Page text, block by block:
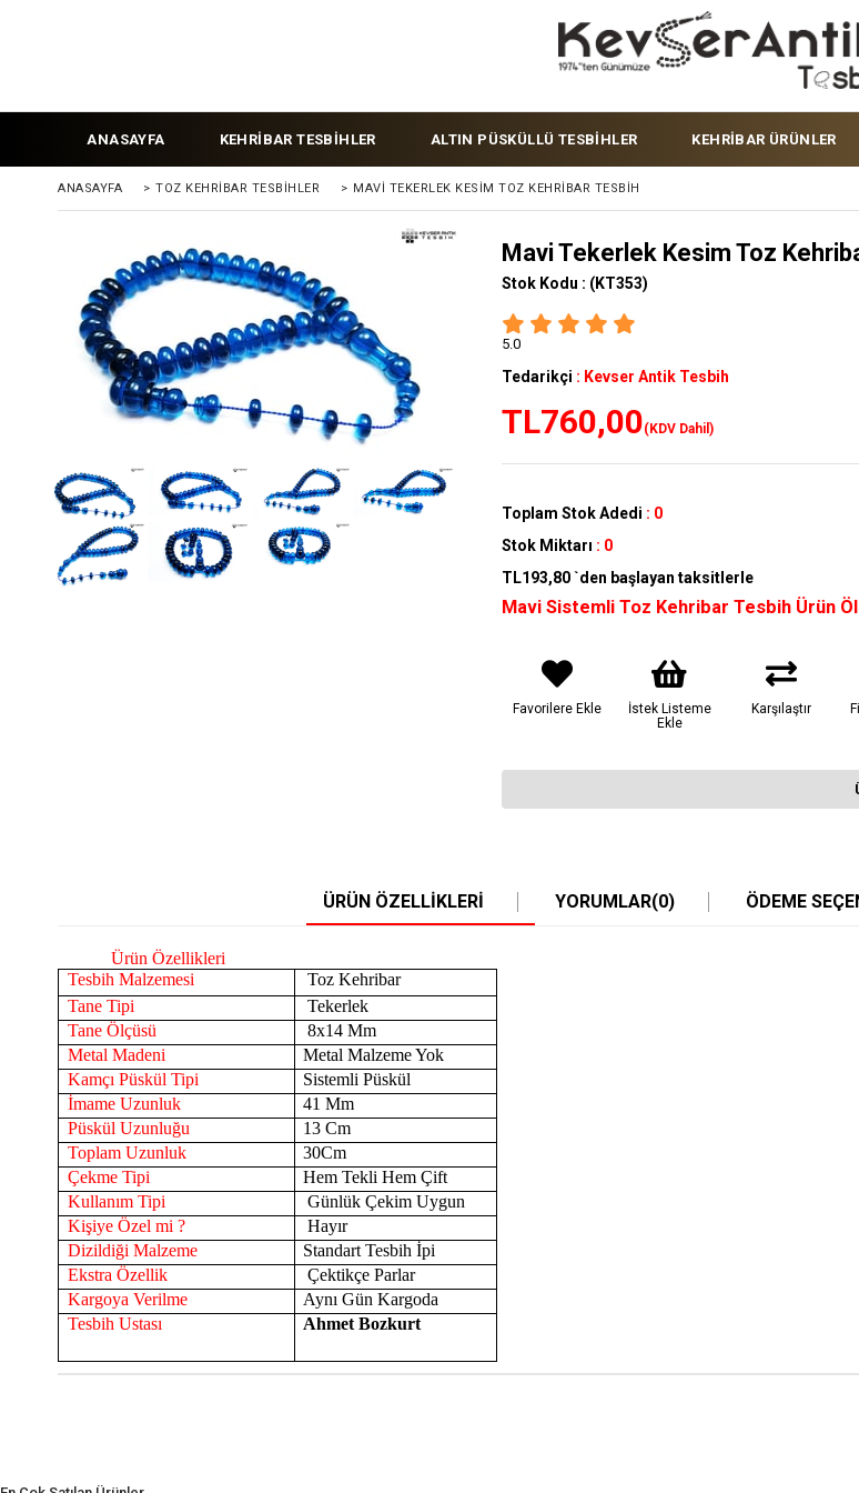
ANASAYFA KEHRİBAR TESBİHLER ALTIN PÜSKÜLLÜ TESBİHLER KEHRİBAR ÜRÜNLER
ANASAYFA > TOZ KEHRIBAR TESBIHLER > MAVI TEKERLEK KESIM TOZ KEHRIBAR TESBIH
Mavi Tekerlek Kesim Toz
Stok Kodu : (KT353)
5.0
Tedarikçi : Kevser Antik Tesbih
TL760,00(KDV Dahil)
Toplam Stok Adedi : 0
Stok Miktarı : 0
TL193,80`den başlayan taksitlerle
Mavi Sistemli Toz Kehribar Tesbih Ürün
Favorilere Ekle
İstek Listeme
Ekle
Karşılaştır
ÜRÜN ÖZELLIKLERI YORUMLAR(0) ÖDEME
Ürün Özellikleri
Tesbih Malzemesi
Toz Kehribar
Tane Tipi
Tekerlek
Tane Ölçüsü
8x14 Mm
Metal Madeni
Metal Malzeme Yok
Kamçı Püskül Tipi
Sistemli Püskül
İmame Uzunluk
41 Mm
Püskül Uzunluğu
13 Cm
Toplam Uzunluk
30Cm
Çekme Tipi
Hem Tekli Hem Çift
Kullanım Tipi
Günlük Çekim Uygun
Kişiye Özel mi ?
Hayır
Dizildiği Malzeme
Standart Tesbih İpi
Ekstra Özellik
Çektikçe Parlar
Kargoya Verilme
Aynı Gün Kargoda
Tesbih Ustası
Ahmet Bozkurt